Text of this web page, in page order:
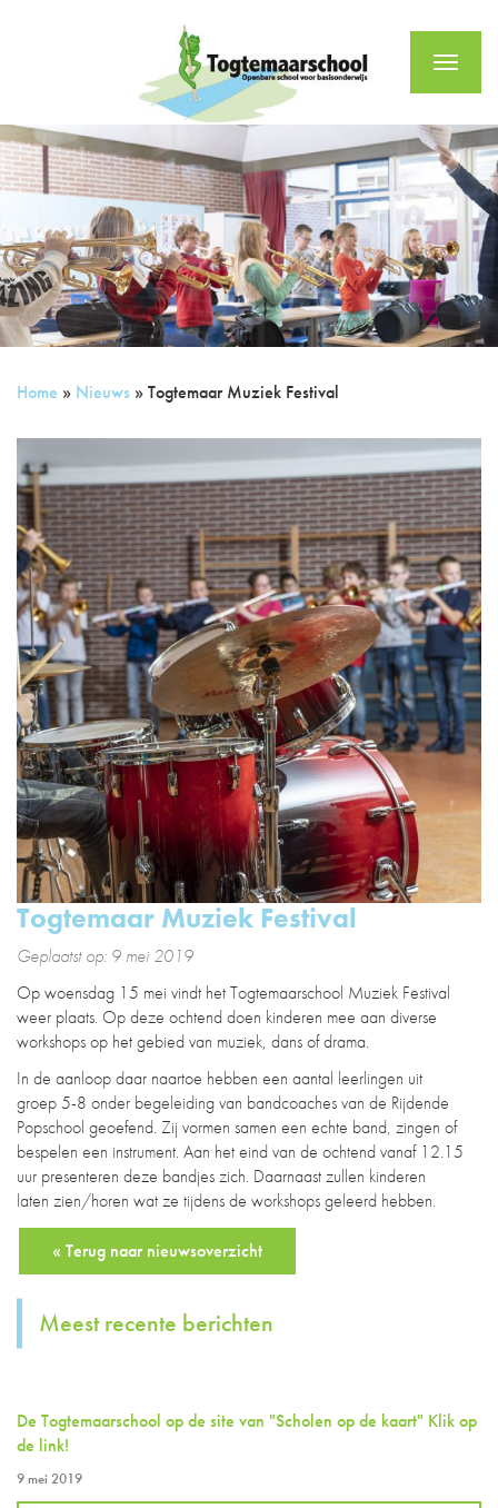
Menu
Home » Nieuws »Togtemaar Muziek Festival
Togtemaar Muziek Festival
Geplaatst op: 9 mei 2019
Op woensdag 15 mei vindt het Togtemaarschool Muziek Festival
weer plaats. Op deze ochtend doen kinderen mee aan diverse
workshops op het gebied van muziek, dans of drama.
In de aanloop daar naartoe hebben een aantal leerlingen uit
groep 5-8 onder begeleiding van bandcoaches van de Rijdende
Popschool geoefend. Zij vormen samen een echte band, zingen of
bespelen een instrument. Aan het eind van de ochtend vanaf 12.15
uur presenteren deze bandjes zich. Daarnaast zullen kinderen
laten zien/horen wat ze tijdens de workshops geleerd hebben.
« Terug naar nieuwsoverzicht
Meest recente berichten
De Togtemaarschool op de site van "Scholen op de kaart" Klik op
de link!
9 mei 2019